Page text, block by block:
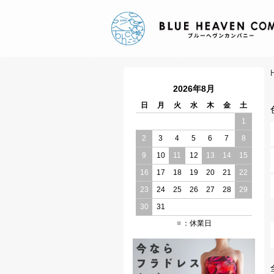
2026年8月
日 月 火 水 木 金
土
1
2
3 4 5 6 7
8
9
10 11 12 13 14
15
16
17 18 19 20 21
22
23
24 25 26 27 28
29
30
31
■ ：休業日